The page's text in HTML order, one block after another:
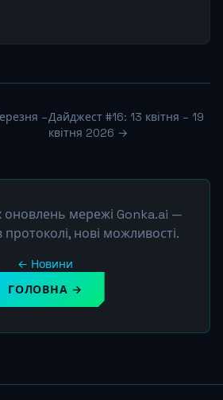
–Дайджест #16: 13 квітня – 19
квітня 2026 →
оновлень мережі Gonka.ai —
протоколі, нові можливості.
← Новини
ГОЛОВНА →